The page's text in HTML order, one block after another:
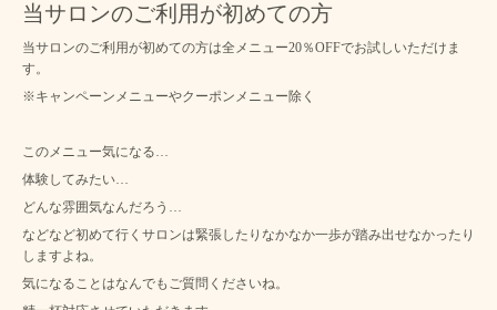
当サロンのご利用が初めての方
当サロンのご利用が初めての方は全メニュー20％OFFでお試しいただけま
す。
※キャンペーンメニューやクーポンメニュー除く
このメニュー気になる…
体験してみたい…
どんな雰囲気なんだろう…
などなど初めて行くサロンは緊張したりなかなか一歩が踏み出せなかったり
しますよね。
気になることはなんでもご質問くださいね。